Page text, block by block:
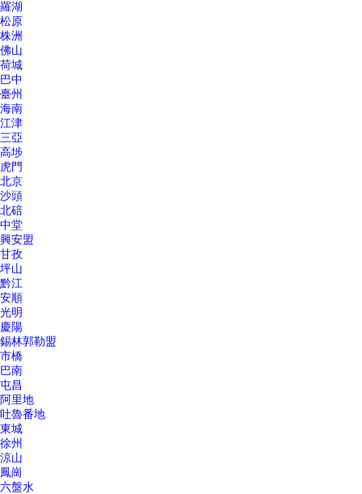
羅湖
松原
株洲
佛山
荷城
巴中
臺州
海南
江津
三亞
高埗
虎門
北京
沙頭
北碚
中堂
興安盟
甘孜
坪山
黔江
安順
光明
慶陽
錫林郭勒盟
市橋
巴南
屯昌
阿里地
吐魯番地
東城
徐州
涼山
鳳崗
六盤水